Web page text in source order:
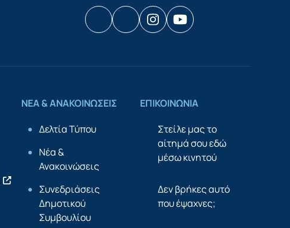
Facebook
HouzzInstagram
YouTube
ΝΕΑ & ΑΝΑΚΟΙΝΩΣΕΙΣ
Δελτία Τύπου
Νέα &
Ανακοινώσεις
Συνεδριάσεις
Δημοτικού
Συμβουλίου
ΕΠΙΚΟΙΝΩΝΙΑ
Στείλε μας το
αίτημά σου εδώ
μέσω κινητού
Δεν βρήκες αυτό
που έψαχνες;